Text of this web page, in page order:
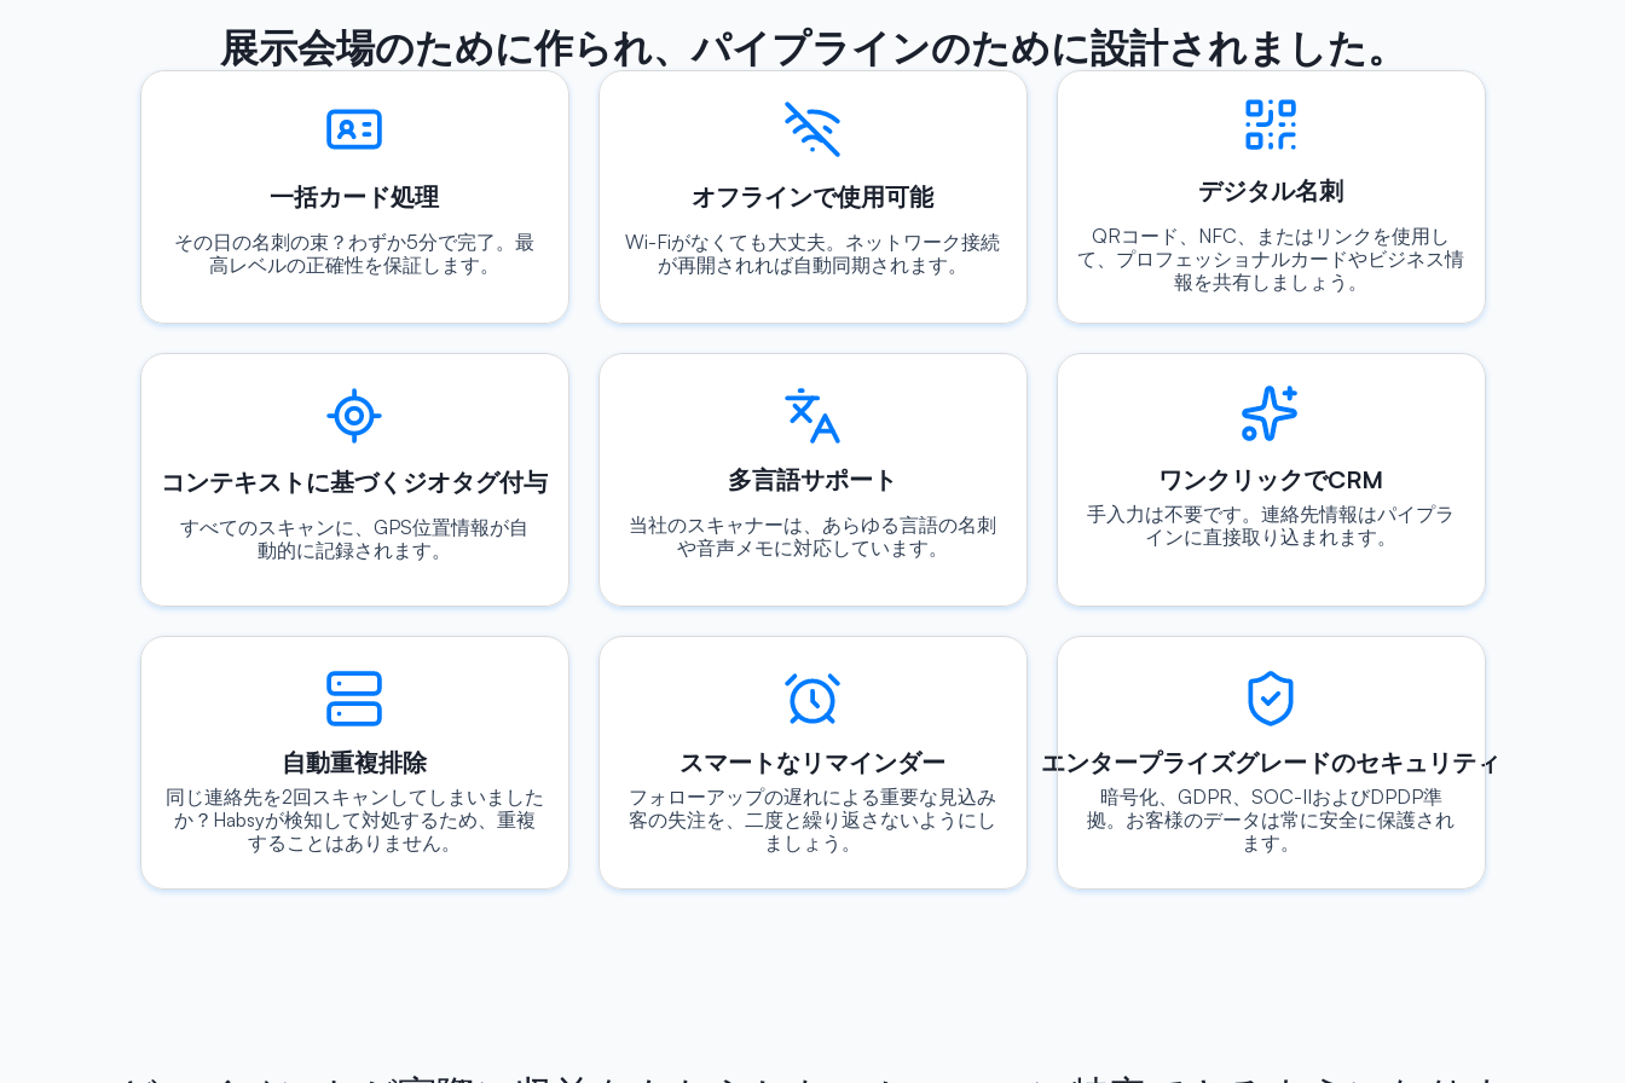
展示会場のために作られ、パイプラインのために設計されました。
一括カード処理
その日の名刺の束？わずか5分で完了。最
高レベルの正確性を保証します。
オフラインで使用可能
Wi-Fiがなくても大丈夫。ネットワーク接続
が再開されれば自動同期されます。
デジタル名刺
QRコード、NFC、またはリンクを使用し
て、プロフェッショナルカードやビジネス情
報を共有しましょう。
コンテキストに基づくジオタグ付与
すべてのスキャンに、GPS位置情報が自
動的に記録されます。
多言語サポート
当社のスキャナーは、あらゆる言語の名刺
や音声メモに対応しています。
ワンクリックでCRM
手入力は不要です。連絡先情報はパイプラ
インに直接取り込まれます。
自動重複排除
同じ連絡先を2回スキャンしてしまいました
か？Habsyが検知して対処するため、重複
することはありません。
スマートなリマインダー
フォローアップの遅れによる重要な見込み
客の失注を、二度と繰り返さないようにし
ましょう。
エンタープライズグレードのセキュリティ
暗号化、GDPR、SOC-IIおよびDPDP準
拠。お客様のデータは常に安全に保護され
ます。